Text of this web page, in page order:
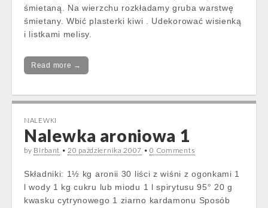
śmietaną. Na wierzchu rozkładamy gruba warstwę
śmietany. Wbić plasterki kiwi . Udekorować wisienką
i listkami melisy.
Read more →
NALEWKI
Nalewka aroniowa 1
by Birbant •20 października 2007 •0 Comments
Składniki: 1½ kg aronii 30 liści z wiśni z ogonkami 1
l wody 1 kg cukru lub miodu 1 l spirytusu 95° 20 g
kwasku cytrynowego 1 ziarno kardamonu Sposób